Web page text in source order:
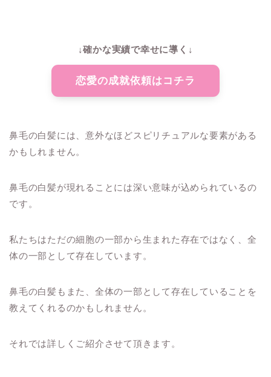
↓確かな実績で幸せに導く↓
恋愛の成就依頼はコチラ
鼻毛の白髪には、意外なほどスピリチュアルな要素がある
かもしれません。
鼻毛の白髪が現れることには深い意味が込められているの
です。
私たちはただの細胞の一部から生まれた存在ではなく、全
体の一部として存在しています。
鼻毛の白髪もまた、全体の一部として存在していることを
教えてくれるのかもしれません。
それでは詳しくご紹介させて頂きます。